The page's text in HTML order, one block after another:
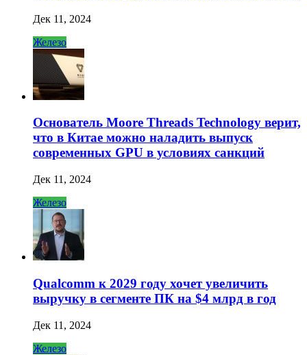
Дек 11, 2024
Железо
Основатель Moore Threads Technology верит,
что в Китае можно наладить выпуск
современных GPU в условиях санкций
Дек 11, 2024
Железо
Qualcomm к 2029 году хочет увеличить
выручку в сегменте ПК на $4 млрд в год
Дек 11, 2024
Железо